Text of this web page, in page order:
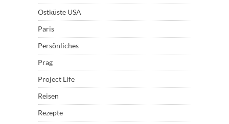
Ostküste USA
Paris
Persönliches
Prag
Project Life
Reisen
Rezepte